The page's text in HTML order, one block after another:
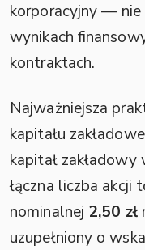
korporacyjny — nie
wynikach
kontraktach.
Najważniejsza
kapitału
kapitał zakładowy
łączna liczba akcji
nominalnej 2,50 zł
uzupełniony o